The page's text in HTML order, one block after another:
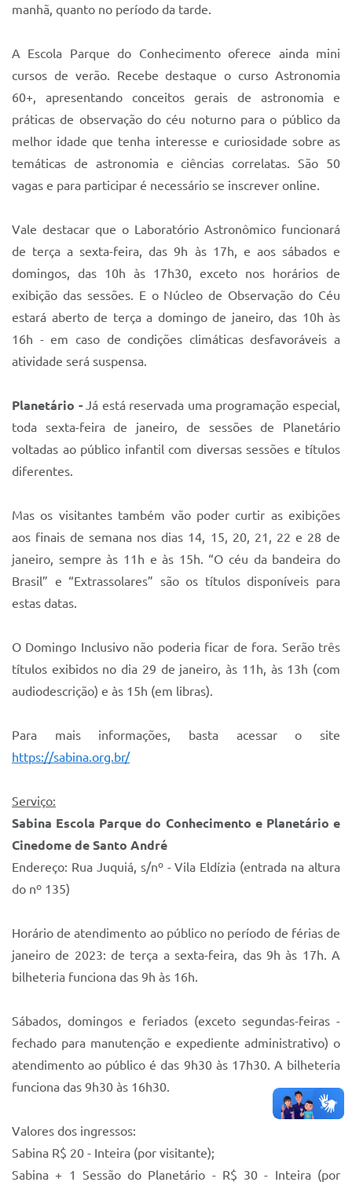
manhã, quanto no período da tarde.
A Escola Parque do Conhecimento oferece ainda mini
cursos de verão. Recebe destaque o curso Astronomia
60+, apresentando conceitos gerais de astronomia e
práticas de observação do céu noturno para o público da
melhor idade que tenha interesse e curiosidade sobre as
temáticas de astronomia e ciências correlatas. São 50
vagas e para participar é necessário se inscrever online.
Vale destacar que o Laboratório Astronômico funcionará
de terça a sexta-feira, das 9h às 17h, e aos sábados e
domingos, das 10h às 17h30, exceto nos horários de
exibição das sessões. E o Núcleo de Observação do Céu
estará aberto de terça a domingo de janeiro, das 10h às
16h - em caso de condições climáticas desfavoráveis a
atividade será suspensa.
Planetário -Já está reservada uma programação especial,
toda sexta-feira de janeiro, de sessões de Planetário
voltadas ao público infantil com diversas sessões e títulos
diferentes.
Mas os visitantes também vão poder curtir as exibições
aos finais de semana nos dias 14, 15, 20, 21, 22 e 28 de
janeiro, sempre às 11h e às 15h. “O céu da bandeira do
Brasil” e “Extrassolares” são os títulos disponíveis para
estas datas.
O Domingo Inclusivo não poderia ficar de fora. Serão três
títulos exibidos no dia 29 de janeiro, às 11h, às 13h (com
audiodescrição) e às 15h (em libras).
Para mais informações, basta acessar o site
https://sabina.org.br/
Serviço:
Sabina Escola Parque do Conhecimento e Planetário e
Cinedome de Santo André
Endereço: Rua Juquiá, s/nº - Vila Eldízia (entrada na altura
do nº 135)
Horário de atendimento ao público no período de férias de
janeiro de 2023: de terça a sexta-feira, das 9h às 17h. A
bilheteria funciona das 9h às 16h.
Sábados, domingos e feriados (exceto segundas-feiras -
fechado para manutenção e expediente administrativo) o
atendimento ao público é das 9h30 às 17h30. A bilheteria
funciona das 9h30 às 16h30.
Valores dos ingressos:
Sabina R$ 20 - Inteira (por visitante);
Sabina + 1 Sessão do Planetário - R$ 30 - Inteira (por